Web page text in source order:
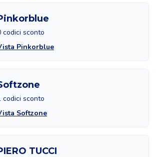
codici sconto
Pinkorblue
codici sconto
Softzone
TUCCI